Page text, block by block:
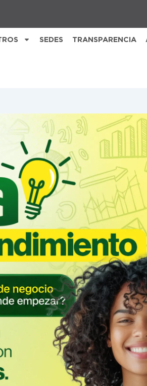
SEDES TRANSPARENCIA